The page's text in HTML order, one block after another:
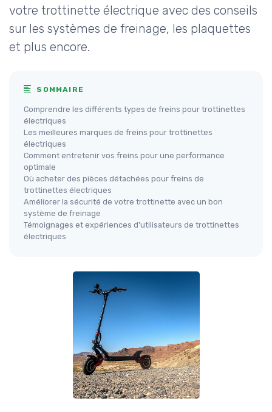
votre trottinette électrique avec des conseils
sur les systèmes de freinage, les plaquettes
et plus encore.
SOMMAIRE
Comprendre les différents types de freins pour trottinettes
électriques
Les meilleures marques de freins pour trottinettes
électriques
Comment entretenir vos freins pour une performance
optimale
Où acheter des pièces détachées pour freins de
trottinettes électriques
Améliorer la sécurité de votre trottinette avec un bon
système de freinage
Témoignages et expériences d'utilisateurs de trottinettes
électriques